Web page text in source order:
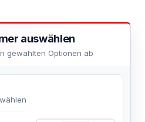
auswählen
gewählten Optionen ab